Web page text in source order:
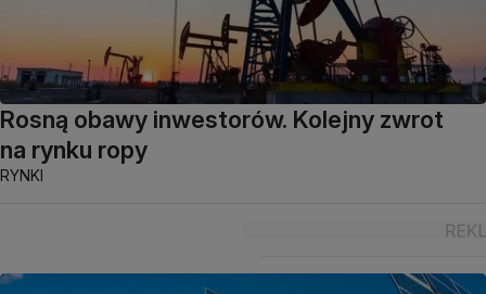
Rosną obawy inwestorów. Kolejny zwrot
na rynku ropy
RYNKI